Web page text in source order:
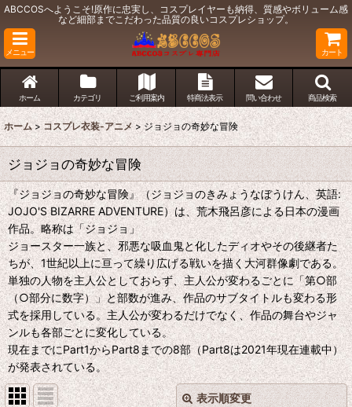
ABCCOSへようこそ!原作に忠実し、コスプレイヤーも納得、質感やボリューム感
など細部までこだわった品質の良いコスプレショップ。
メニュー カート
ホーム カテゴリ ご利用案内 特商法表示 問い合わせ 商品検索
ホーム > コスプレ衣装-アニメ > ジョジョの奇妙な冒険
ジョジョの奇妙な冒険
『ジョジョの奇妙な冒険』（ジョジョのきみょうなぼうけん、英語:
JOJO'S BIZARRE ADVENTURE）は、荒木飛呂彦による日本の漫画
作品。略称は「ジョジョ」
ジョースター一族と、邪悪な吸血鬼と化したディオやその後継者た
ちが、1世紀以上に亘って繰り広げる戦いを描く大河群像劇である。
単独の人物を主人公としておらず、主人公が変わるごとに「第○部
（○部分に数字）」と部数が進み、作品のサブタイトルも変わる形
式を採用している。主人公が変わるだけでなく、作品の舞台やジャ
ンルも各部ごとに変化している。
現在までにPart1からPart8までの8部（Part8は2021年現在連載中）
が発表されている。
表示順変更 閉じる